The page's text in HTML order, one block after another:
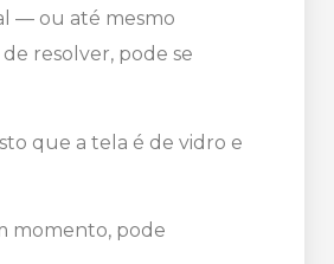
— ou até mesmo
resolver, pode se
que a tela é de vidro e
momento, pode